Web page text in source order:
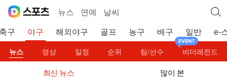
뉴스 연예 날씨
구 야구 해외야구 골프 농구 배구 일반 e-
뉴스 영상 일정 순위 팀/선수 비더레전드
최신 뉴스 많이 본